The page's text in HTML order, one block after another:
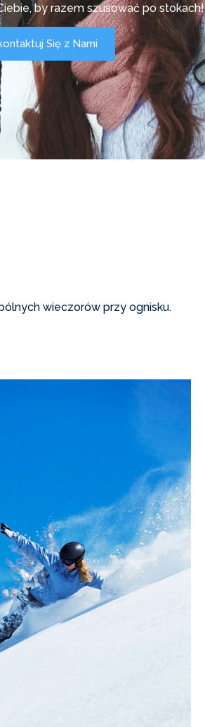
by razem szusować po stokach!
Się z Nami
wieczorów przy ognisku.